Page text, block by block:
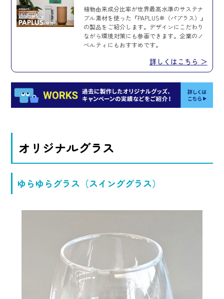
植物由来成分比率が世界最高水準のサステナ
ブル素材を使った『PAPLUS®（パプラス）』
の製品をご紹介します。デザインにこだわり
ながら環境対策にも参画できます。企業のノ
ベルティにもおすすめです。
詳しくはこちら ＞
オリジナルグラス
ゆらゆらグラス（スインググラス）